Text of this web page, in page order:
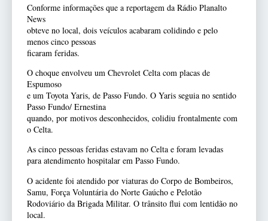
Conforme informações que a reportagem da Rádio Planalto
News
obteve no local, dois veículos acabaram colidindo e pelo
menos cinco pessoas
ficaram feridas.
O choque envolveu um Chevrolet Celta com placas de
Espumoso
e um Toyota Yaris, de Passo Fundo. O Yaris seguia no sentido
Passo Fundo/ Ernestina
quando, por motivos desconhecidos, colidiu frontalmente com
o Celta.
As cinco pessoas feridas estavam no Celta e foram levadas
para atendimento hospitalar em Passo Fundo.
O acidente foi atendido por viaturas do Corpo de Bombeiros,
Samu, Força Voluntária do Norte Gaúcho e Pelotão
Rodoviário da Brigada Militar. O trânsito flui com lentidão no
local.